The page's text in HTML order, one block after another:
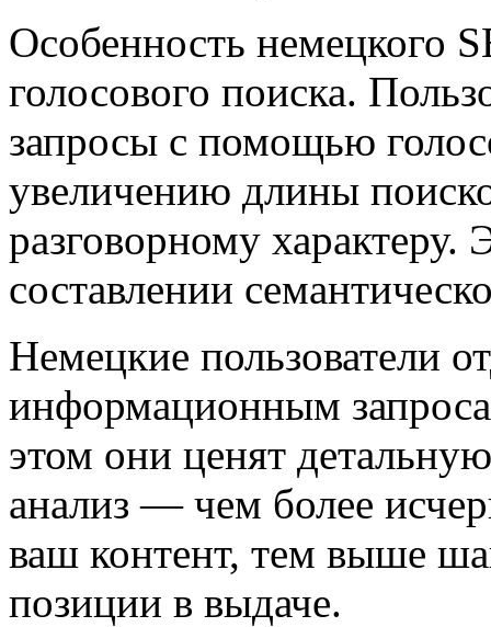
Особенность немецкого
голосового поиска.
запросы с помощью
увеличению длины
разговорному
составлении
Немецкие пользователи
информационным
этом они ценят
анализ — чем более
ваш контент, тем выше
позиции в выдаче.